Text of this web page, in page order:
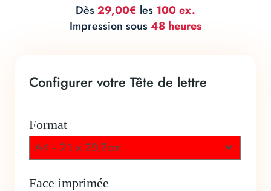
Dès29,00€ les 100 ex.
Impression sous48 heures
Configurer votre Tête de lettre
Format
A4 - 21 x 29,7cm
Face imprimée